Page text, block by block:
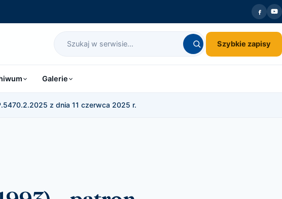
Szybkie zapisy
Galerie
z dnia 11 czerwca 2025 r.